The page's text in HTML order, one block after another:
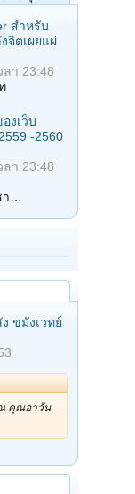
สำหรับ
จิตเผยแผ่
ลา 23:48
งเว็บ
-2560
ลา 23:48
า…
ขมังเวทย์
คุณอาวัน